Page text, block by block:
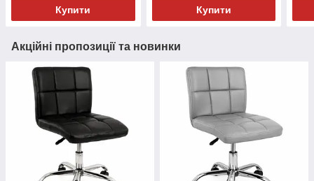
Купити Купити
Акційні пропозиції та новинки